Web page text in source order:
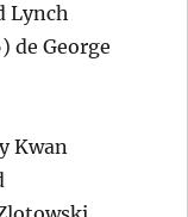
Lynch
de George
Kwan